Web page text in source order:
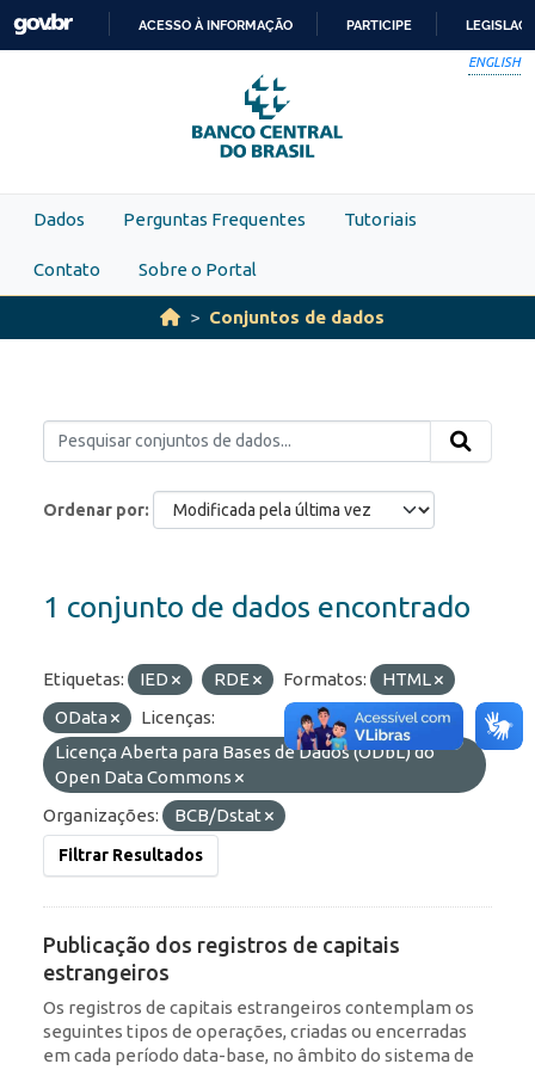
Skip to main content
PARA
O
CONTEÚDO
ACESSO À INFORMAÇÃO PARTICIPE
ENGLISH
Dados Perguntas Frequentes Tutoriais
Contato Sobre o Portal
Conjuntos de dados
Ordenar por
1 conjunto de dados encontrado
Etiquetas: IED RDE Formatos:
HTML
OData
Licenças:
Licença Aberta para Bases de Dados (ODbL) do
Open Data Commons
Organizações:
BCB/Dstat
Filtrar Resultados
Publicação dos registros de capitais
estrangeiros
Os registros de capitais estrangeiros contemplam os
seguintes tipos de operações, criadas ou encerradas
em cada período data-base, no âmbito do sistema de